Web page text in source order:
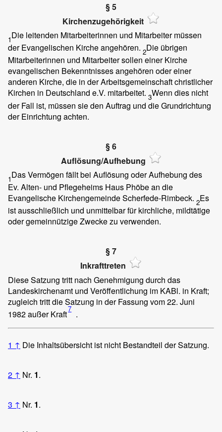
§ 5
Kirchenzugehörigkeit
1Die leitenden Mitarbeiterinnen und Mitarbeiter müssen
der Evangelischen Kirche angehören. 2Die übrigen
Mitarbeiterinnen und Mitarbeiter sollen einer Kirche
evangelischen Bekenntnisses angehören oder einer
anderen Kirche, die in der Arbeitsgemeinschaft christlicher
Kirchen in Deutschland e.V. mitarbeitet. 3Wenn dies nicht
der Fall ist, müssen sie den Auftrag und die Grundrichtung
der Einrichtung achten.
§ 6
Auflösung/Aufhebung
1Das Vermögen fällt bei Auflösung oder Aufhebung des
Ev. Alten- und Pflegeheims Haus Phöbe an die
Evangelische Kirchengemeinde Scherfede-Rimbeck. 2Es
ist ausschließlich und unmittelbar für kirchliche, mildtätige
oder gemeinnützige Zwecke zu verwenden.
§ 7
Inkrafttreten
Diese Satzung tritt nach Genehmigung durch das
Landeskirchenamt und Veröffentlichung im KABl. in Kraft;
zugleich tritt die Satzung in der Fassung vom 22. Juni
1982 außer Kraft7 .
1 ↑ Die Inhaltsübersicht ist nicht Bestandteil der Satzung.
2 ↑ Nr. 1.
3 ↑ Nr. 1.